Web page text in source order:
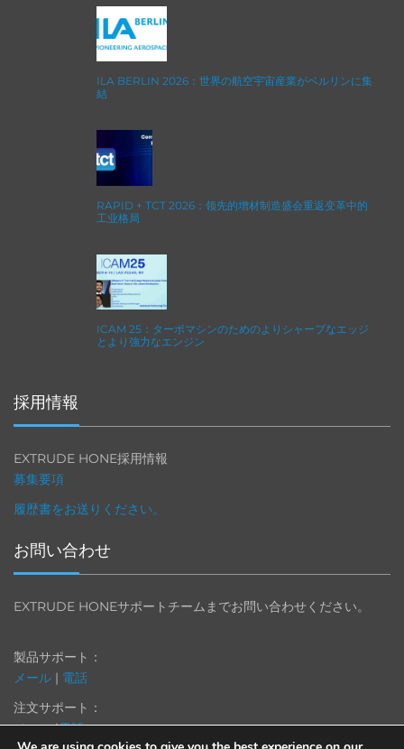
ILA BERLIN 2026：世界の航空宇宙産業がベルリンに集
結
RAPID + TCT 2026：领先的增材制造盛会重返变革中的
工业格局
ICAM 25：ターボマシンのためのよりシャープなエッジ
とより強力なエンジン
採用情報
EXTRUDE HONE採用情報
募集要項
履歴書をお送りください。
お問い合わせ
EXTRUDE HONEサポートチームまでお問い合わせください。
製品サポート：
メール | 電話
注文サポート：
メール|電話